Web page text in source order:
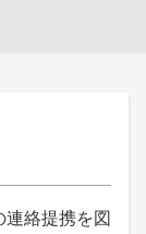
絡提携を図